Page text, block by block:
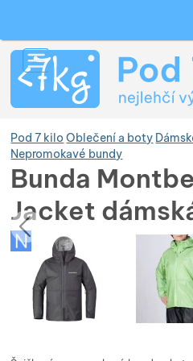
Pod 7 kilo Oblečení a boty
Nepromokavé bundy
Bunda
Jacket
Fotografie
Fotografie
Zobrazit více
Zobrazit více
Zobrazit více
Zobrazit více
Zobrazit více